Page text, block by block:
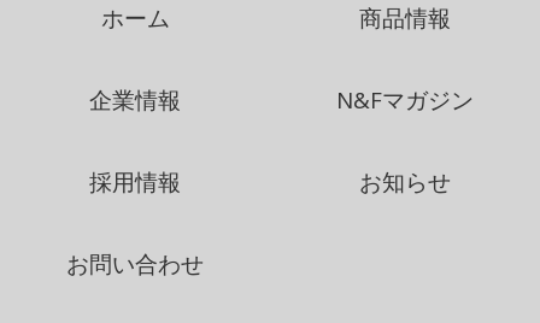
ホーム 商品情報
企業情報 N&Fマガジン
採用情報 お知らせ
お問い合わせ